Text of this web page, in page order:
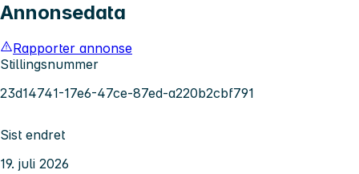
Annonsedata
Rapporter annonse
Stillingsnummer
23d14741-17e6-47ce-87ed-a220b2cbf791
Sist endret
19. juli 2026